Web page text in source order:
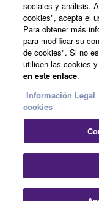
Acerca de Yamaha
España - Spanish
Consumer
Politica
sociales y análisis.
cookies", acepta el
Para obtener más
para modificar su
de cookies". Si no
utilicen las cookies
en este enlace.
Información Legal
cookies